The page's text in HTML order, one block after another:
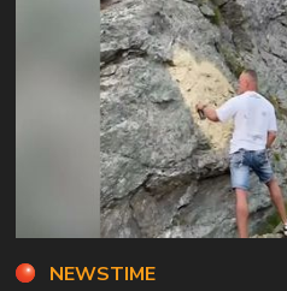
NEWSTIME